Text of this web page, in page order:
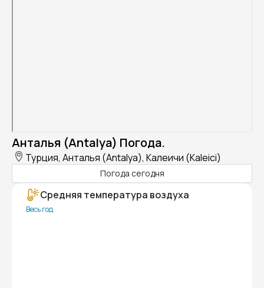
Анталья (Antalya) Погода.
Турция, Анталья (Antalya), Калеичи (Kaleici)
Погода сегодня
Средняя температура воздуха
Весь год